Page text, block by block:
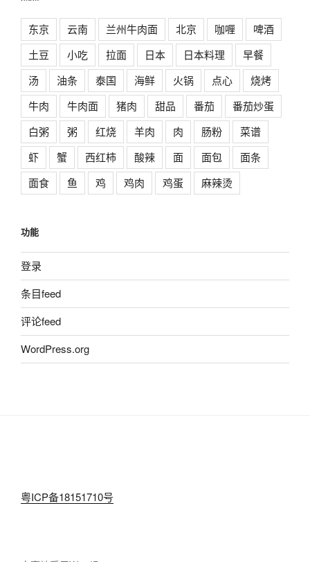
东京 云南 兰州牛肉面 北京 咖喱
啤酒
土豆
小吃 拉面 日本 日本料理
早餐
汤
油条 泰国 海鲜 火锅 点心
烧烤
牛肉
牛肉面 猪肉 甜品 番茄
番茄炒蛋
白粥
粥 红烧 羊肉 肉 肠粉
菜谱
虾
蟹 西红柿 酸辣 面 面包
面条
面食
鱼 鸡 鸡肉 鸡蛋 麻辣烫
功能
登录
条目feed
评论feed
WordPress.org
粤ICP备18151710号